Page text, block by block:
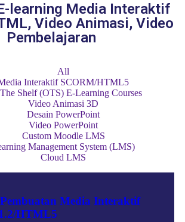
learning Media Interaktif
Video Animasi, Video
Pembelajaran
All
Interaktif SCORM/HTML5
Shelf (OTS) E-Learning Courses
Video Animasi 3D
Desain PowerPoint
Video PowerPoint
Custom Moodle LMS
Management System (LMS)
Cloud LMS
Media Interaktif
HTML5